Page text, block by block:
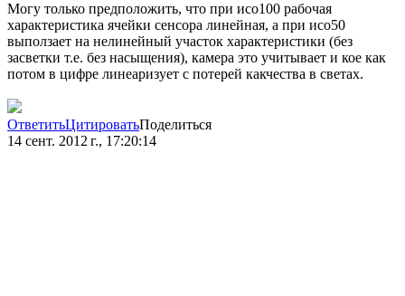
Могу только предположить, что при исо100 рабочая
характеристика ячейки сенсора линейная, а при исо50
выползает на нелинейный участок характеристики (без
засветки т.е. без насыщения), камера это учитывает и кое как
потом в цифре линеаризует с потерей какчества в светах.
ОтветитьЦитироватьПоделиться
14 сент. 2012 г., 17:20:14